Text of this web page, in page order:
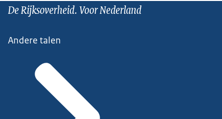
De Rijksoverheid. Voor Nederland
Andere talen